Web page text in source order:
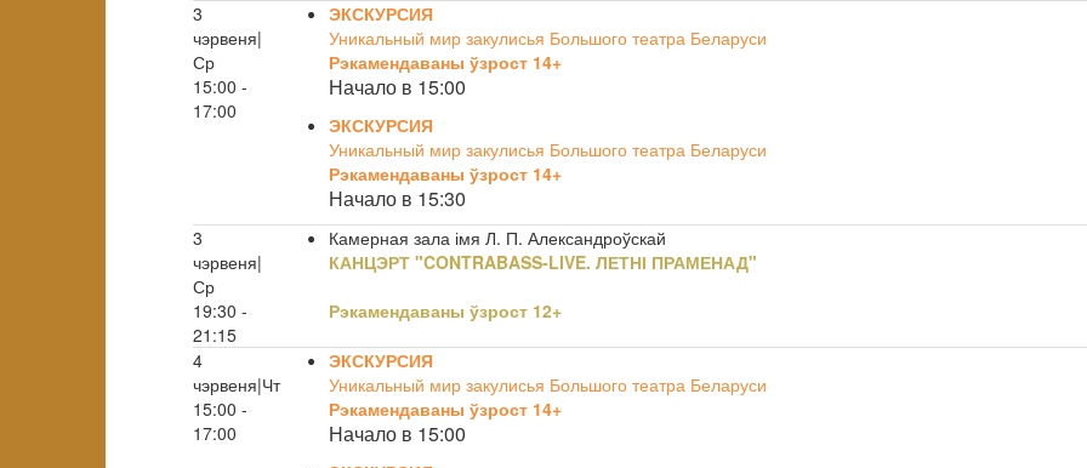
3
чэрвеня|
Ср
15:00 -
17:00
ЭКСКУРСИЯ
Уникальный мир закулисья Большого театра Беларуси
Рэкамендаваны ўзрост 14+
Начало в 15:00
ЭКСКУРСИЯ
Уникальный мир закулисья Большого театра Беларуси
Рэкамендаваны ўзрост 14+
Начало в 15:30
3
чэрвеня|
Ср
19:30 -
21:15
Камерная зала імя Л. П. Александроўскай
КАНЦЭРТ "CONTRABASS-LIVE. ЛЕТНІ ПРАМЕНАД"
Рэкамендаваны ўзрост 12+
4
чэрвеня|Чт
15:00 -
17:00
ЭКСКУРСИЯ
Уникальный мир закулисья Большого театра Беларуси
Рэкамендаваны ўзрост 14+
Начало в 15:00